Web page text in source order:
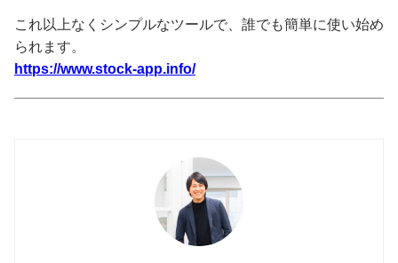
これ以上なくシンプルなツールで、誰でも簡単に使い始め
られます。
https://www.stock-app.info/